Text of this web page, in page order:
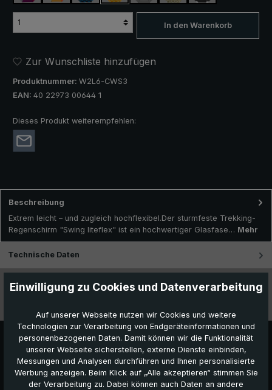
In den Warenkorb
Zur Wunschliste hinzufügen
Produktnummer: W2L6-CWS3
EAN: 40 22973 00644 1
Dieses Produkt weiterempfehlen:
Beschreibung
Extrem leicht – und zugleich hochflexibel.Der sturmfeste Trekking-
Regenschirm "Swing liteflex" ist ein hochwertiger Glasfase… Mehr
Technische Daten
Besonderheiten
Einwilligung zu Cookies und Datenverarbeitung
Auf unserer Webseite nutzen wir Cookies und weitere
Technologien zur Verarbeitung von Endgeräteinformationen und
personenbezogenen Daten. Damit können wir die Funktionalität
unserer Webseite sicherstellen, externe Dienste einbinden,
Messungen und Analysen durchführen und Ihnen personalisierte
Werbung anzeigen. Beim Klick auf „Alle akzeptieren“ stimmen Sie
der Verarbeitung zu. Dabei können auch Daten an andere